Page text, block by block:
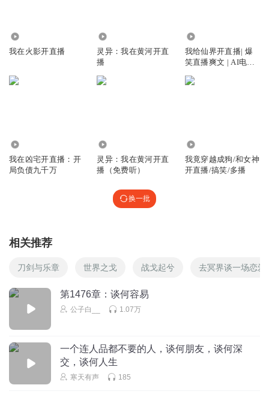
我在火影开直播
灵异：我在黄河开直
播
我给仙界开直播| 爆
笑直播爽文 | AI电子
我在凶宅开直播：开
局负债九千万
灵异：我在黄河开直
播（免费听）
我竟穿越成狗/和女神
开直播/搞笑/多播
换一批
相关推荐
刀剑与乐章 世界之戈 战戈起兮 去冥界谈一场恋爱
第1476章：谈何容易
公子白__ 1.07万
一个连人品都不要的人，谈何朋友，谈何深
交，谈何人生
寒天有声 185